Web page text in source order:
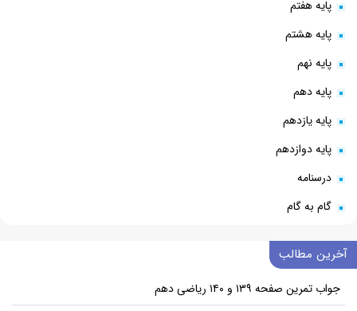
پایه هفتم
پایه هشتم
پایه نهم
پایه دهم
پایه یازدهم
پایه دوازدهم
درسنامه
گام به گام
آخرین مطالب
جواب تمرین صفحه ۱۳۹ و ۱۴۰ ریاضی دهم